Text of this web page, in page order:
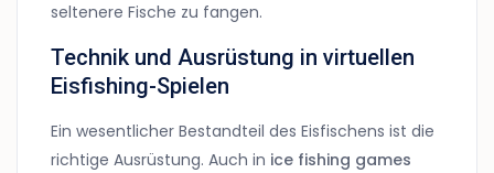
seltenere Fische zu fangen.
Technik und Ausrüstung in virtuellen
Eisfishing-Spielen
Ein wesentlicher Bestandteil des Eisfischens ist die
richtige Ausrüstung. Auch in ice fishing games